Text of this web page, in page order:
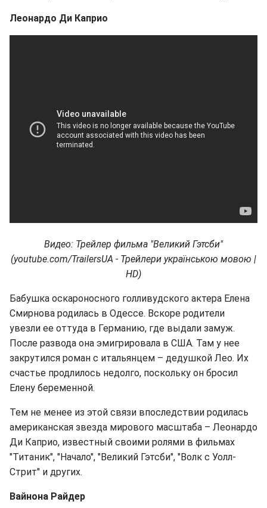
Леонардо Ди Каприо
Видео: Трейлер фильма "Великий Гэтсби"
(youtube.com/TrailersUA - Трейлери українською мовою |
HD)
Бабушка оскароносного голливудского актера Елена
Смирнова родилась в Одессе. Вскоре родители
увезли ее оттуда в Германию, где выдали замуж.
После развода она эмигрировала в США. Там у нее
закрутился роман с итальянцем – дедушкой Лео. Их
счастье продлилось недолго, поскольку он бросил
Елену беременной.
Тем не менее из этой связи впоследствии родилась
американская звезда мирового масштаба – Леонардо
Ди Каприо, известный своими ролями в фильмах
"Титаник", "Начало", "Великий Гэтсби", "Волк с Уолл-
Стрит" и других.
Вайнона Райдер